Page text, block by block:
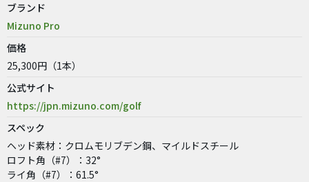
ブランド
Mizuno Pro
価格
25,300円（1本）
公式サイト
https://jpn.mizuno.com/golf
スペック
ヘッド素材：クロムモリブデン鋼、マイルドスチール
ロフト角（#7）：32°
ライ角（#7）：61.5°